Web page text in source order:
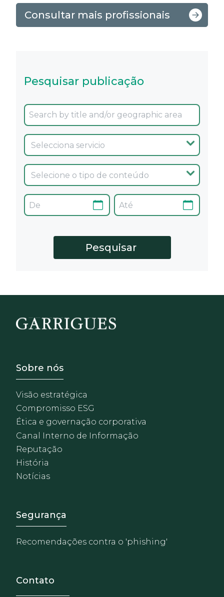
Consultar mais profissionais
Pesquisar publicação
Footer - Sobre Nosotros
Sobre nós
Visão estratégica
Compromisso ESG
Ética e governação corporativa
Canal Interno de Informação
Reputação
História
Notícias
Footer - Extranet y
Segurança
Recomendações contra o 'phishing'
Contato